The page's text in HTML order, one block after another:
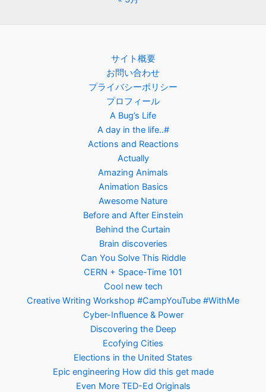
サイト概要
お問い合わせ
プライバシーポリシー
プロフィール
A Bug’s Life
A day in the life..#
Actions and Reactions
Actually
Amazing Animals
Animation Basics
Awesome Nature
Before and After Einstein
Behind the Curtain
Brain discoveries
Can You Solve This Riddle
CERN + Space-Time 101
Cool new tech
Creative Writing Workshop #CampYouTube #WithMe
Cyber-Influence & Power
Discovering the Deep
Ecofying Cities
Elections in the United States
Epic engineering How did this get made
Even More TED-Ed Originals